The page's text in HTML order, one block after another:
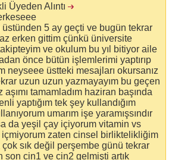
Üyeden Alıntı
5 ay geçti ve bugün tekrar
erken gittim çünkü üniversite
ve okulum bu yıl bitiyor aile
önce bütün işlemlerimi yaptırıp
neyseee üstteki mesajları okursanız
uzun uzun yazmayayım bu geçen
tamamladım haziran başında
yaptığım tek şey kullandığım
umarım işe yaramışsındır
da yeşil çay içiyorum vitamin vs
içmiyorum zaten cinsel birliktelikliğim
sık değil perşembe günü tekrar
son cin1 ve cin2 gelmişti artık